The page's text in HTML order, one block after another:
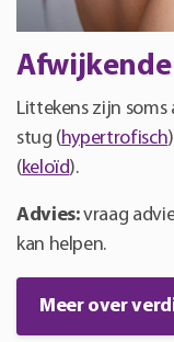
Littekens zijn
stug (hypertrofisch
(keloïd).
Advies:vraag
kan helpen.
Meer over